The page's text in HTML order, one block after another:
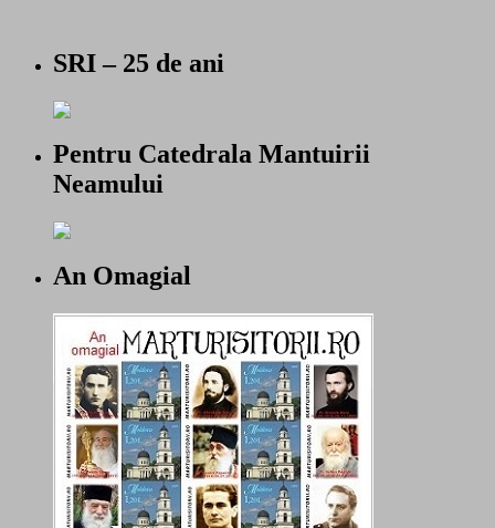
SRI – 25 de ani
Pentru Catedrala Mantuirii
Neamului
An Omagial